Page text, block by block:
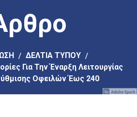
ΔΕΛΤΙΑ ΤΥΠΟΥ
Για Την Έναρξη Λειτουργίας
Οφειλών Έως 240